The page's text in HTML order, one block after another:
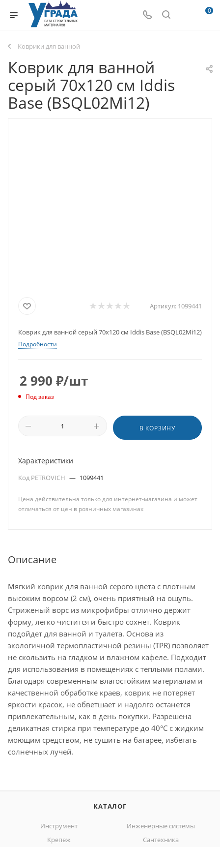
0
Коврики для ванной
Коврик для ванной
серый 70х120 см Iddis
Base (BSQL02Mi12)
Артикул: 1099441
Коврик для ванной серый 70х120 см Iddis Base (BSQL02Mi12)
Подробности
2 990 ₽/шт
Под заказ
В КОРЗИНУ
Характеристики
Код PETROVICH — 1099441
Цена действительна только для интернет-магазина и может
отличаться от цен в розничных магазинах
Описание
Мягкий коврик для ванной серого цвета с плотным
высоким ворсом (2 см), очень приятный на ощупь.
Стриженый ворс из микрофибры отлично держит
форму, легко чистится и быстро сохнет. Коврик
подойдет для ванной и туалета. Основа из
экологичной термопластичной резины (TPR) позволяет
не скользить на гладком и влажном кафеле. Подходит
для использования в помещениях с теплыми полами.
Благодаря современным влагостойким материалам и
качественной обработке краев, коврик не потеряет
яркости красок, не обветшает и надолго останется
привлекательным, как в день покупки. Разрешена
деликатная стирка при температуре до 40°С с жидким
моющим средством, не сушить на батарее, избегать
солнечных лучей.
КАТАЛОГ
Инструмент
Инженерные системы
Крепеж
Сантехника